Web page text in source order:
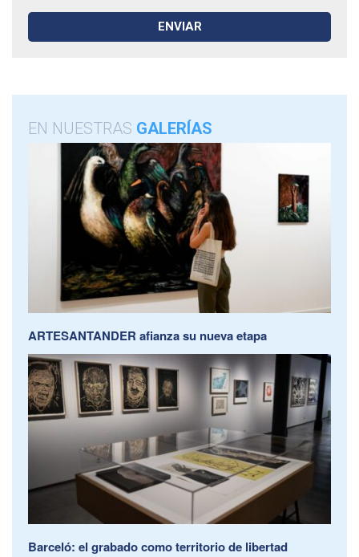
EN NUESTRAS GALERÍAS
ARTESANTANDER afianza su nueva etapa
Barceló: el grabado como territorio de libertad